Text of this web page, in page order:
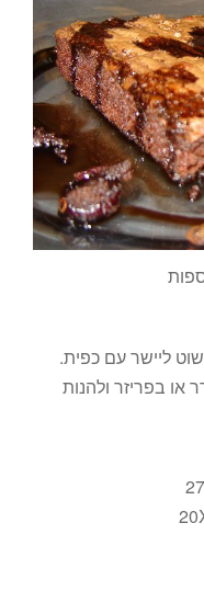
ליישר עם כפית.
או בפריזר ולהנות